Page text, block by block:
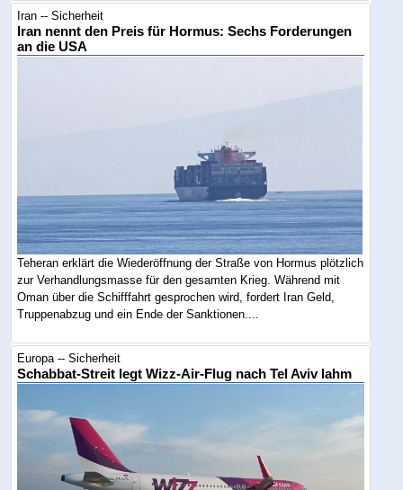
Iran -- Sicherheit
Iran nennt den Preis für Hormus: Sechs Forderungen
an die USA
Teheran erklärt die Wiederöffnung der Straße von Hormus plötzlich
zur Verhandlungsmasse für den gesamten Krieg. Während mit
Oman über die Schifffahrt gesprochen wird, fordert Iran Geld,
Truppenabzug und ein Ende der Sanktionen....
Europa -- Sicherheit
Schabbat-Streit legt Wizz-Air-Flug nach Tel Aviv lahm